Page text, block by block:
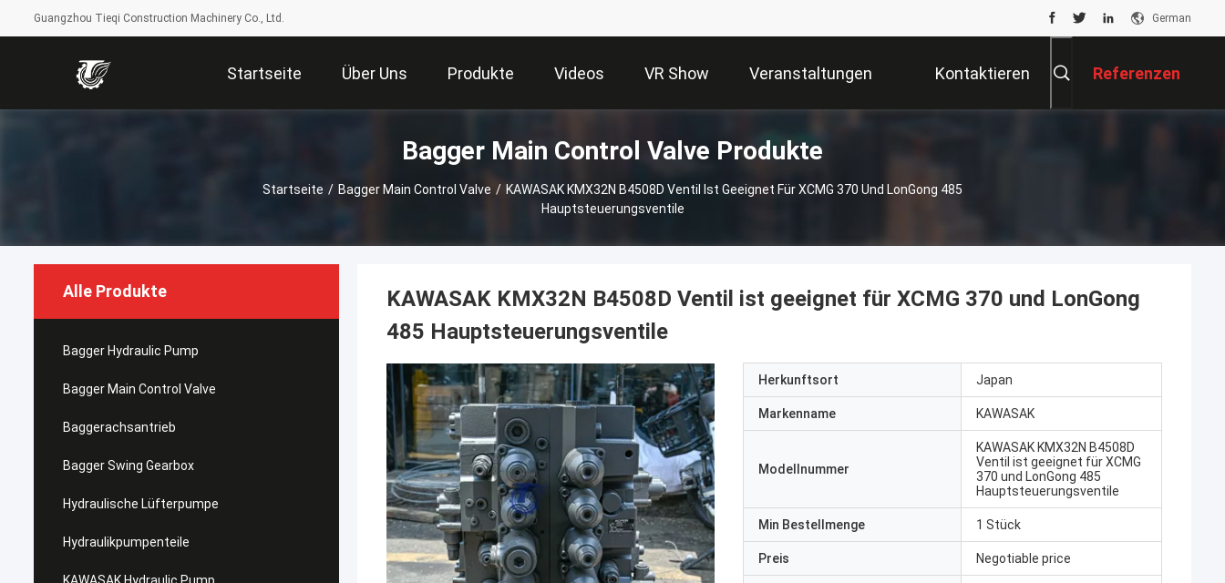
Guangzhou Tieqi Construction Machinery Co., Ltd. German
Startseite Über Uns Produkte Videos VR Show Veranstaltungen Kontaktieren Referenzen
Bagger Main Control Valve Produkte
Startseite / Bagger Main Control Valve / KAWASAK KMX32N B4508D Ventil Ist Geeignet Für XCMG 370 Und LonGong 485
Hauptsteuerungsventile
Alle Produkte
Bagger Hydraulic Pump
Bagger Main Control Valve
Baggerachsantrieb
Bagger Swing Gearbox
Hydraulische Lüfterpumpe
Hydraulikpumpenteile
KAWASAK KMX32N B4508D Ventil ist geeignet für XCMG 370 und LonGong
485 Hauptsteuerungsventile
Herkunftsort Japan
Markenname KAWASAK
Modellnummer
KAWASAK KMX32N B4508D
Ventil ist geeignet für XCMG
370 und LonGong 485
Hauptsteuerungsventile
Min Bestellmenge 1 Stück
Preis Negotiable price